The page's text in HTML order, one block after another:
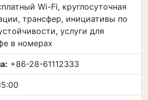
Wi-Fi, круглосуточная
трансфер, инициативы по
услуги для
в номерах
+86-28-61112333